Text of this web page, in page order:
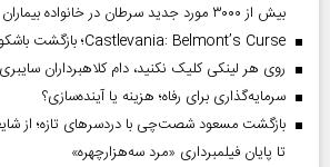
بیش از ۳۰۰۰ مورد جدید سرطان در خانواده بیماران
Castlevania: Belmont’s Curse؛ بازگشت باشکوه شکارچیان خون‌آشام
روی هر لینکی کلیک نکنید، دام کلاهبرداران
سرمایه‌گذاری برای رفاه؛ هزینه یا آینده‌سازی؟
بازگشت مسعود شصت‌چی با دردسر‌های تازه؛ از
تا پایان فیلمبرداری «مرد سه‌هزارچهره»